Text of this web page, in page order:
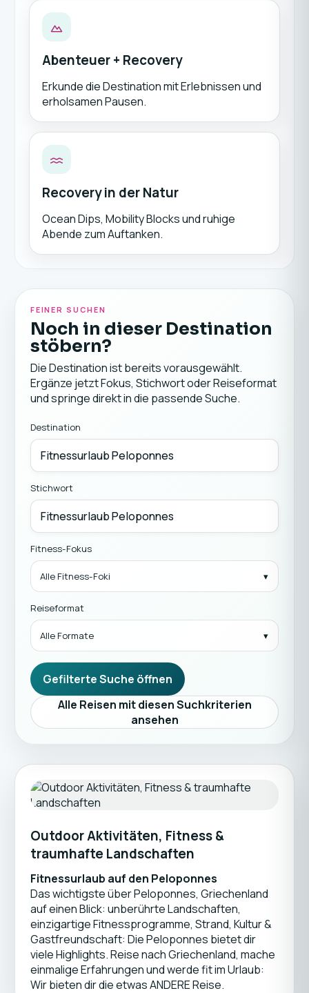
Abenteuer + Recovery
Erkunde die Destination mit Erlebnissen und
erholsamen Pausen.
Recovery in der Natur
Ocean Dips, Mobility Blocks und ruhige
Abende zum Auftanken.
FEINER SUCHEN
Noch in dieser Destination
stöbern?
Die Destination ist bereits vorausgewählt.
Ergänze jetzt Fokus, Stichwort oder Reiseformat
und springe direkt in die passende Suche.
Destination
Stichwort
Fitness-Fokus
Alle Fitness-Foki
Reiseformat
Alle Formate
Gefilterte Suche öffnen
Alle Reisen mit diesen Suchkriterien
ansehen
Outdoor Aktivitäten, Fitness &
traumhafte Landschaften
Fitnessurlaub auf den Peloponnes
Das wichtigste über Peloponnes, Griechenland
auf einen Blick: unberührte Landschaften,
einzigartige Fitnessprogramme, Strand, Kultur &
Gastfreundschaft: Die Peloponnes bietet dir
viele Highlights. Reise nach Griechenland, mache
einmalige Erfahrungen und werde fit im Urlaub:
Wir bieten dir die etwas ANDERE Reise.